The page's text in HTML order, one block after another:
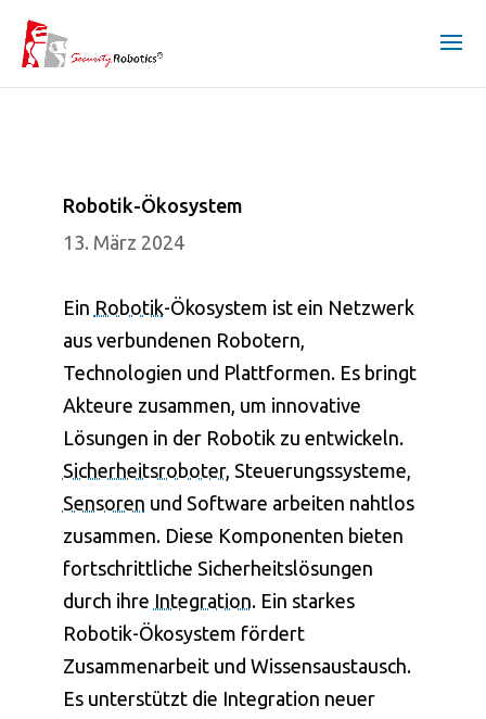
Robotik-Ökosystem
13. März 2024
Ein Robotik-Ökosystem ist ein Netzwerk
aus verbundenen Robotern,
Technologien und Plattformen. Es bringt
Akteure zusammen, um innovative
Lösungen in der Robotikzu entwickeln.
Sicherheitsroboter, Steuerungssysteme,
Sensoren und Software arbeiten nahtlos
zusammen. Diese Komponenten bieten
fortschrittliche Sicherheitslösungen
durch ihre Integration. Ein starkes
Robotik-Ökosystem fördert
Zusammenarbeit und Wissensaustausch.
Es unterstützt die Integration neuer